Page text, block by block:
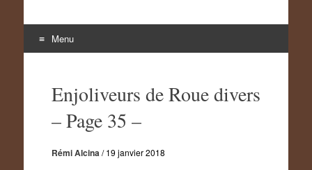
Menu
contenuEnjoliveurs de Roue divers
– Page 35 –
Rémi Alcina /19 janvier 2018